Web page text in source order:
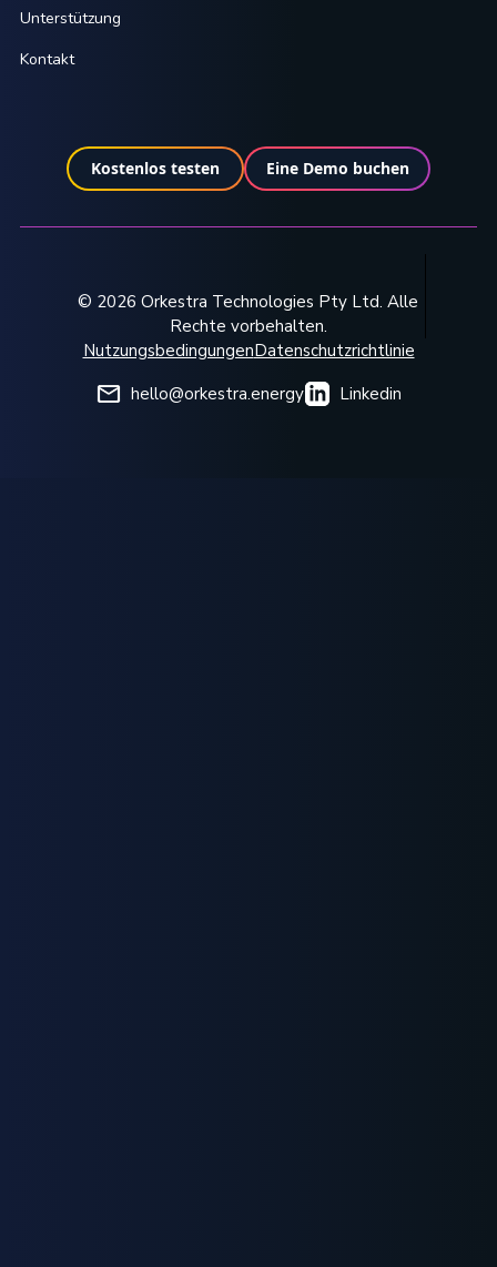
Unterstützung
Kontakt
Kostenlos testen Eine Demo buchen
© 2026 Orkestra Technologies Pty Ltd. Alle
Rechte vorbehalten.
NutzungsbedingungenDatenschutzrichtlinie
hello@orkestra.energy
Linkedin